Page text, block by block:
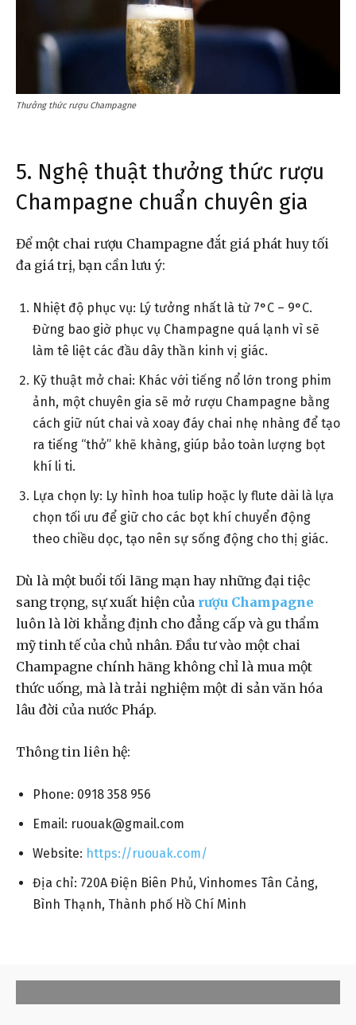
Thưởng thức rượu Champagne
5. Nghệ thuật thưởng thức rượu
Champagne chuẩn chuyên gia
Để một chai rượu Champagne đắt giá phát huy tối
đa giá trị, bạn cần lưu ý:
Nhiệt độ phục vụ: Lý tưởng nhất là từ 7°C – 9°C.
Đừng bao giờ phục vụ Champagne quá lạnh vì sẽ
làm tê liệt các đầu dây thần kinh vị giác.
Kỹ thuật mở chai: Khác với tiếng nổ lớn trong phim
ảnh, một chuyên gia sẽ mở rượu Champagne bằng
cách giữ nút chai và xoay đáy chai nhẹ nhàng để tạo
ra tiếng “thở” khẽ khàng, giúp bảo toàn lượng bọt
khí li ti.
Lựa chọn ly: Ly hình hoa tulip hoặc ly flute dài là lựa
chọn tối ưu để giữ cho các bọt khí chuyển động
theo chiều dọc, tạo nên sự sống động cho thị giác.
Dù là một buổi tối lãng mạn hay những đại tiệc
sang trọng, sự xuất hiện của rượu Champagne
luôn là lời khẳng định cho đẳng cấp và gu thẩm
mỹ tinh tế của chủ nhân. Đầu tư vào một chai
Champagne chính hãng không chỉ là mua một
thức uống, mà là trải nghiệm một di sản văn hóa
lâu đời của nước Pháp.
Thông tin liên hệ:
Phone: 0918 358 956
Email: ruouak@gmail.com
Website: https://ruouak.com/
Địa chỉ: 720A Điện Biên Phủ, Vinhomes Tân Cảng,
Bình Thạnh, Thành phố Hồ Chí Minh